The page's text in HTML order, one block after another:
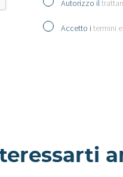
Autorizzo il
Accetto itermini